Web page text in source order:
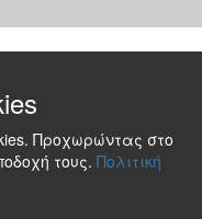
Προχωρώντας στο
τους. Πολιτική